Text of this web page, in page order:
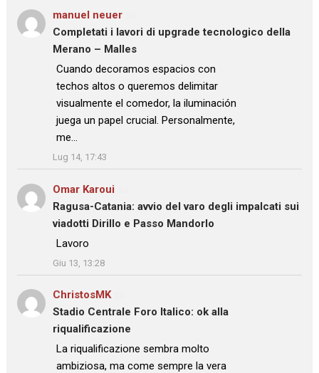
manuel neuer
Completati i lavori di upgrade tecnologico della
Merano – Malles
: “
Cuando decoramos espacios con
techos altos o queremos delimitar
visualmente el comedor, la iluminación
juega un papel crucial. Personalmente,
me…
”
Lug 14, 17:43
Omar Karoui
Ragusa-Catania: avvio del varo degli impalcati sui
viadotti Dirillo e Passo Mandorlo
: “Lavoro
”
Giu 13, 13:28
ChristosMKsu
Stadio Centrale Foro Italico: ok alla
riqualificazione
: “La riqualificazione sembra molto
ambiziosa, ma come sempre la vera